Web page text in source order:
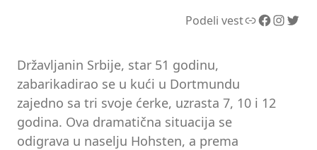
Podeli vestLink Facebook InstagramTwitter
Državljanin Srbije, star 51 godinu,
zabarikadirao se u kući u Dortmundu
zajedno sa tri svoje ćerke, uzrasta 7, 10 i 12
godina. Ova dramatična situacija se
odigrava u naselju Hohsten, a prema